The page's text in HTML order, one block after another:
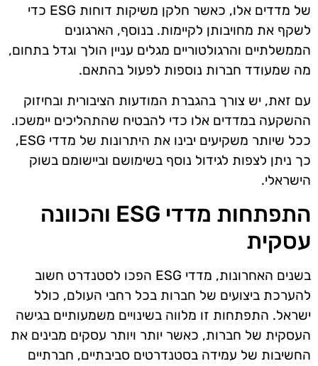
של מדדים אלו, כאשר חלקן משיקות דוחות ESG כדי
לשקף את מחויבותן לקיימות. בנוסף, הארגונים
הממשלתיים והרגולטוריים מגלים עניין הולך וגדל בתחום,
מה שמעודד חברות נוספות לפעול בהתאם.
עם זאת, יש צורך בהגברת המודעות הציבורית ובחיזוק
ההשקעה במדדים אלו כדי להבטיח שהתהליכים יימשכו.
ככל שיותר משקיעים יבינו את היתרונות של מדדי ESG,
כך ניתן לצפות לגידול נוסף בשימושם וביישומם בשוק
הישראלי.
התפתחות מדדי ESG והכוונה
עסקית
בשנים האחרונות, מדדי ESG הפכו לסטנדרט חשוב
להערכת ביצועים של חברות בכל רחבי העולם, כולל
ישראל. התפתחות זו מלווה בשינויים משמעותיים בגישה
העסקית של חברות, כאשר יותר ויותר עסקים מבינים את
החשיבות של עמידה בסטנדרטים סביבתיים, חברתיים